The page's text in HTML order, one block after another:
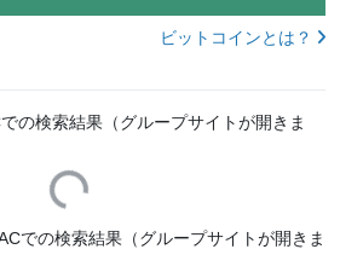
ビットコインとは？
の検索結果（グループサイトが開きま
Loading...
での検索結果（グループサイトが開きま